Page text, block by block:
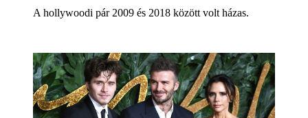
A hollywoodi pár 2009 és 2018 között volt házas.